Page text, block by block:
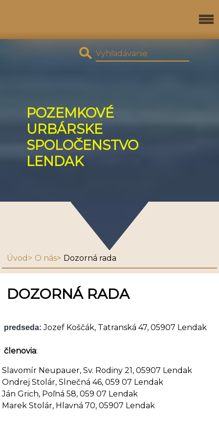
POZEMKOVÉ
URBÁRSKE
SPOLOČENSTVO
LENDAK
Úvod O nás Dozorná rada
DOZORNÁ RADA
predseda: Jozef Koščák, Tatranská 47, 05907 Lendak
členovia:
Slavomír Neupauer, Sv. Rodiny 21, 05907 Lendak
Ondrej Stolár, Slnečná 46, 059 07 Lendak
Ján Grich, Poľná 58, 059 07 Lendak
Marek Stolár, Hlavná 70, 05907 Lendak